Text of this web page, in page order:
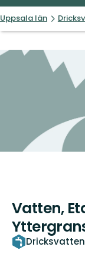
Uppsala län
Vatten,
Dricksvatten